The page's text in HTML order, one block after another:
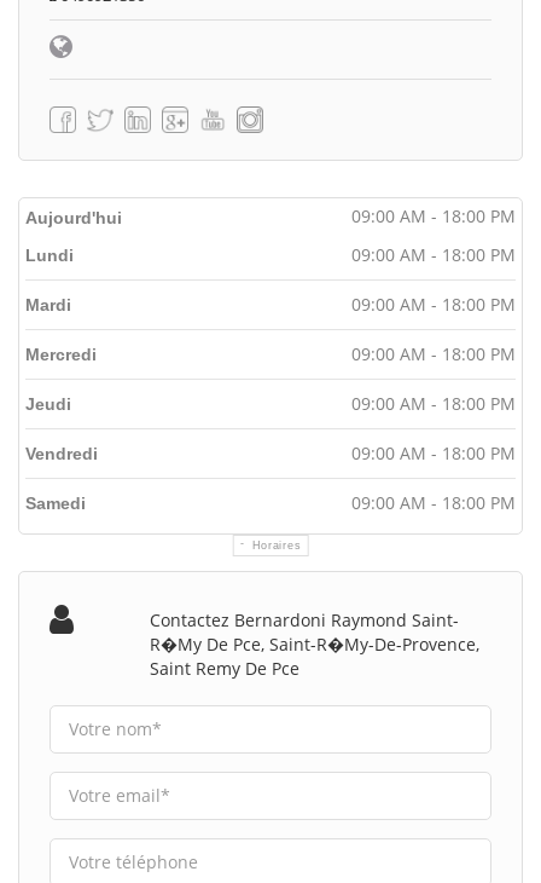
Aujourd'hui 09:00 AM - 18:00 PM
Horaires
Lundi 09:00 AM - 18:00 PM
Mardi 09:00 AM - 18:00 PM
Mercredi 09:00 AM - 18:00 PM
Jeudi 09:00 AM - 18:00 PM
Vendredi 09:00 AM - 18:00 PM
Samedi 09:00 AM - 18:00 PM
Contactez Bernardoni Raymond Saint-
R�my De Pce, Saint-R�my-De-Provence,
Saint Remy De Pce